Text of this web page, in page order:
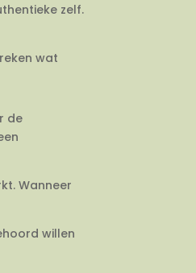
zelf.
wat
de
Wanneer
willen